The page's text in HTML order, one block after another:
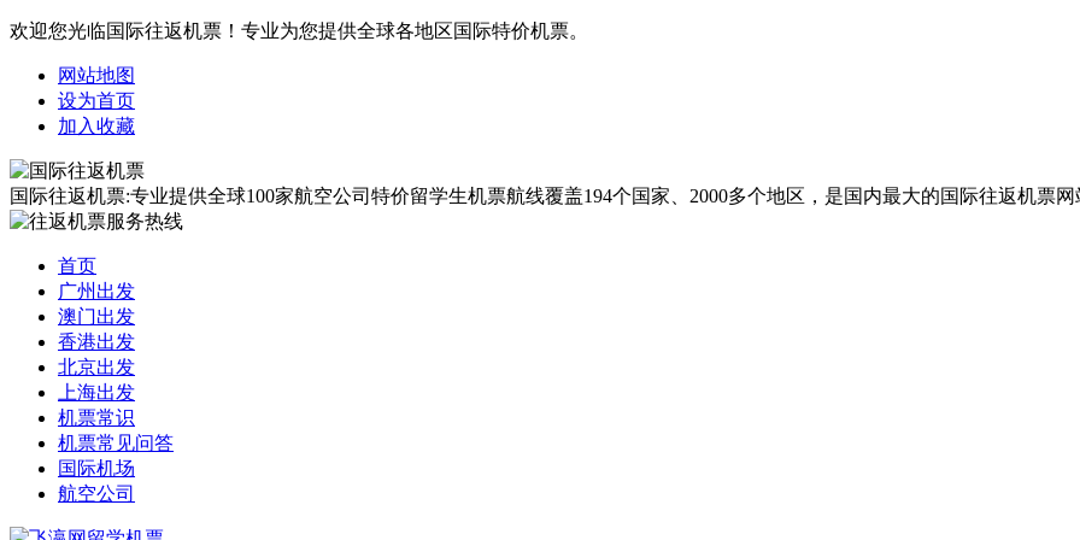
欢迎您光临国际往返机票！专业为您提供全球各地区国际特价机票。
网站地图
设为首页
加入收藏
国际往返机票:专业提供全球100家航空公司特价留学生机票航线覆盖194个国家、2000多个地区，是国内最大的国际往返机票网
首页
广州出发
澳门出发
香港出发
北京出发
上海出发
机票常识
机票常见问答
国际机场
航空公司